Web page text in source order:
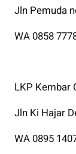
Jln Pemuda
WA 0858
LKP Kembar
Jln Ki Hajar
WA 0895